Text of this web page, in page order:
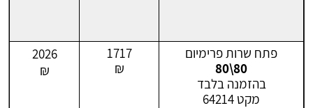
פתח שרות פרימיום
80\80
בהזמנה בלבד
מקט 64214
1717
₪
2026
₪